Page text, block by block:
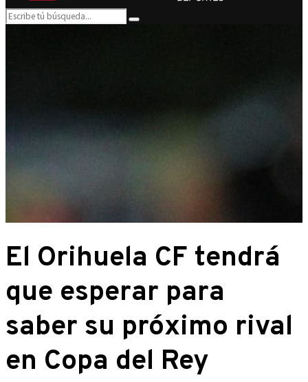
Search
for:
Search
El Orihuela CF tendrá
que esperar para
saber su próximo rival
en Copa del Rey